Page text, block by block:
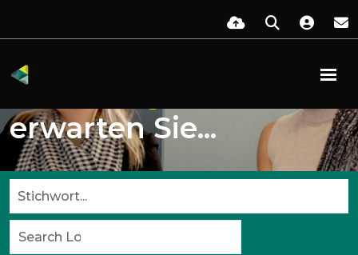
Diese
erwarten Sie...